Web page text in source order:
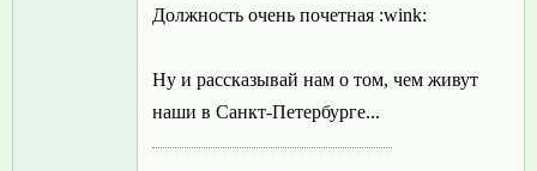
Должность очень почетная :wink:
Ну и рассказывай нам о том, чем живут
наши в Санкт-Петербурге...